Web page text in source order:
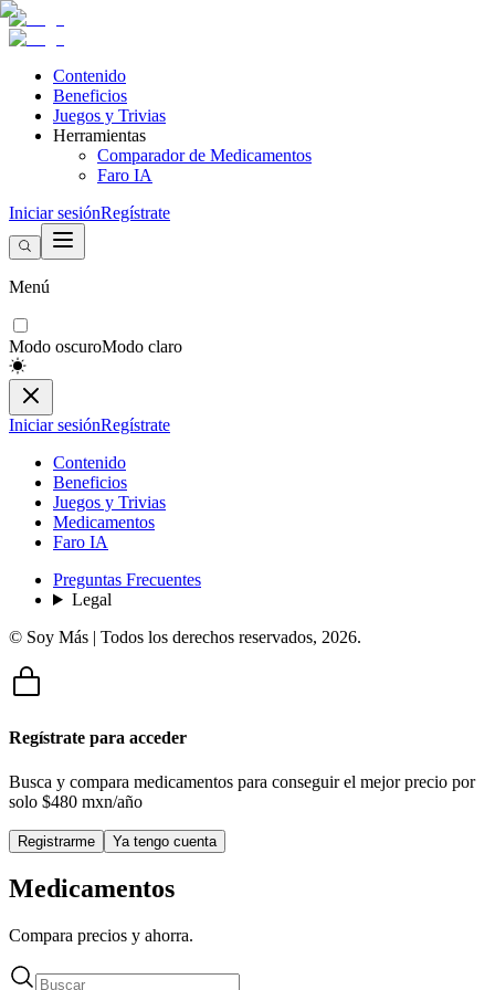
Contenido
Beneficios
Juegos y Trivias
Herramientas
Comparador de Medicamentos
Faro IA
Iniciar sesiónRegístrate
Menú
Modo oscuroModo claro
Iniciar sesiónRegístrate
Contenido
Beneficios
Juegos y Trivias
Medicamentos
Faro IA
Preguntas Frecuentes
Legal
© Soy Más | Todos los derechos reservados, 2026.
Regístrate para acceder
Busca y compara medicamentos para conseguir el mejor precio por
solo $480 mxn/año
Registrarme Ya tengo cuenta
Medicamentos
Compara precios y ahorra.